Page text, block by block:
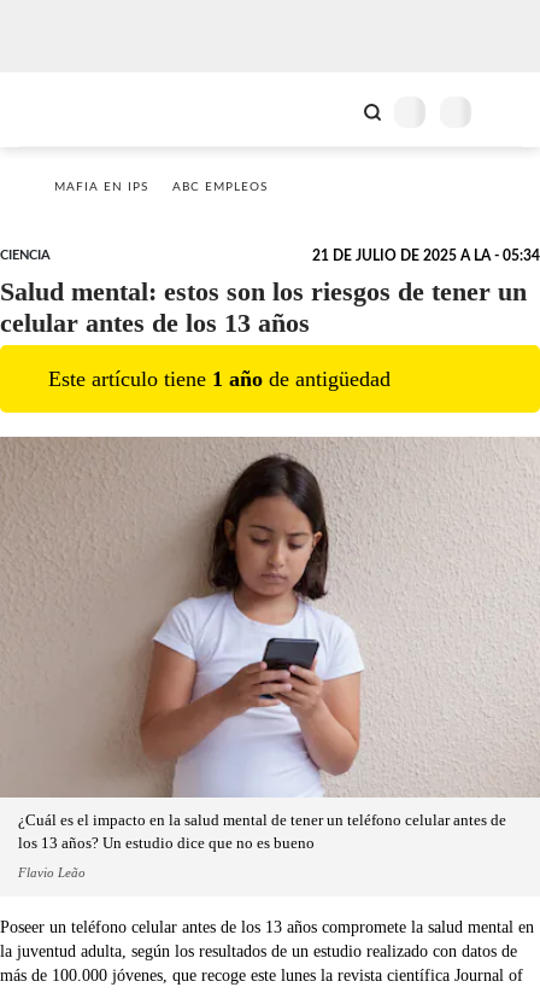
MAFIA EN IPS ABC EMPLEOS
CIENCIA 21 DE JULIO DE 2025 A LA - 05:34
Salud mental: estos son los riesgos de tener un
celular antes de los 13 años
Este artículo tiene 1 año de antigüedad
¿Cuál es el impacto en la salud mental de tener un teléfono celular antes de
los 13 años? Un estudio dice que no es bueno
Flavio Leão
Poseer un teléfono celular antes de los 13 años compromete la salud mental en
la juventud adulta, según los resultados de un estudio realizado con datos de
más de 100.000 jóvenes, que recoge este lunes la revista científica Journal of